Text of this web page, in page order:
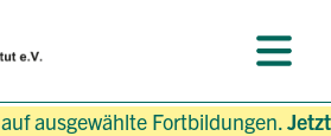
ausgewählte Fortbildungen.Jetzt